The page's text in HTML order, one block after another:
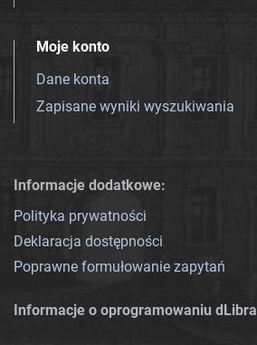
Moje konto
Dane konta
Zapisane wyniki wyszukiwania
Informacje dodatkowe:
Polityka prywatności
Deklaracja dostępności
Poprawne formułowanie zapytań
Informacje o oprogramowaniu dLibra